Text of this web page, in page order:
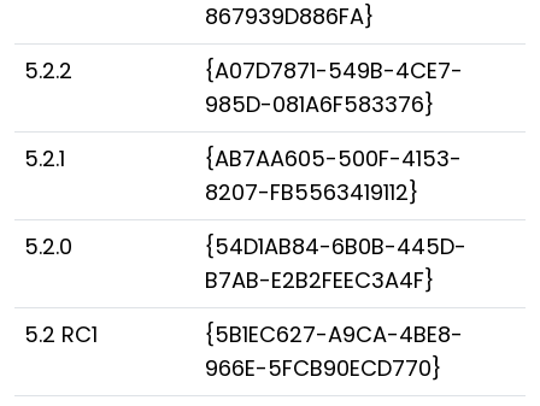
867939D886FA}
5.2.2
{A07D7871-549B-4CE7-
985D-081A6F583376}
5.2.1
{AB7AA605-500F-4153-
8207-FB5563419112}
5.2.0
{54D1AB84-6B0B-445D-
B7AB-E2B2FEEC3A4F}
5.2 RC1
{5B1EC627-A9CA-4BE8-
966E-5FCB90ECD770}